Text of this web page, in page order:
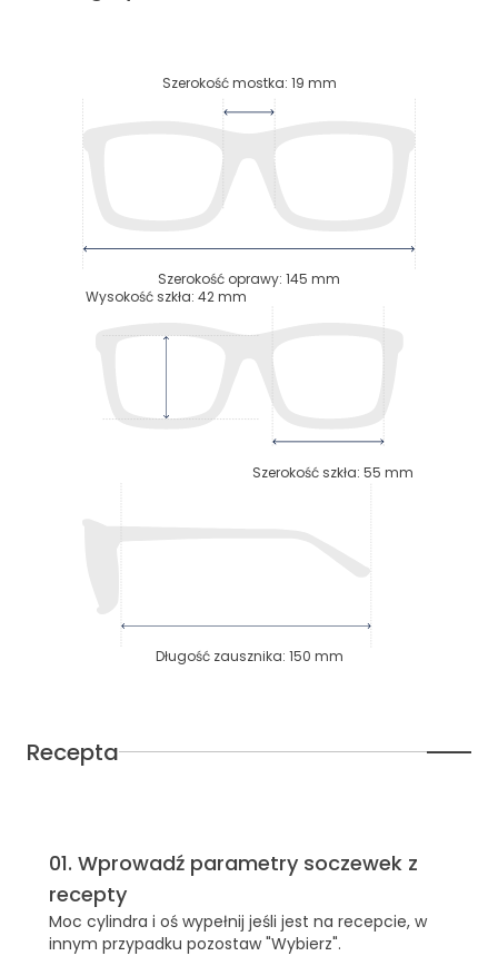
Szerokość mostka: 19 mm
Szerokość oprawy: 145 mm
Wysokość szkła: 42mm
Szerokość szkła: 55 mm
Długość zausznika: 150 mm
Recepta
01. Wprowadź parametry soczewek z
recepty
Moc cylindra i oś wypełnij jeśli jest na recepcie, w
innym przypadku pozostaw "Wybierz".